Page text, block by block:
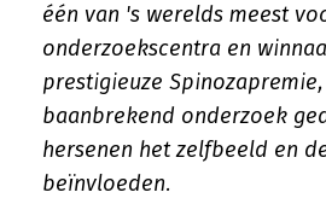
één van 's werelds meest
onderzoekscentra en
prestigieuze
baanbrekend onderzoek
hersenen het zelfbeeld en
beïnvloeden.